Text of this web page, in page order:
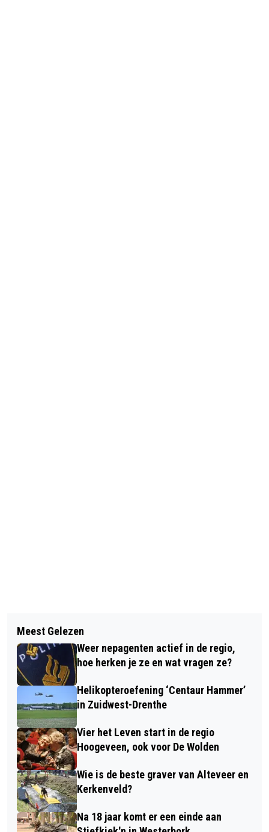
TREANT ZET UNIEKE STAP MET
TECHNISCHE GENEESKUNDE
LAMMETJESDAG BIJ HOLTINGER
SCHAAPSKUDDE IN HAVELTE
Meest Gelezen
Weer nepagenten actief in de regio,
hoe herken je ze en wat vragen ze?
Helikopteroefening ‘Centaur Hammer’
in Zuidwest-Drenthe
Vier het Leven start in de regio
Hoogeveen, ook voor De Wolden
Wie is de beste graver van Alteveer en
Kerkenveld?
Na 18 jaar komt er een einde aan